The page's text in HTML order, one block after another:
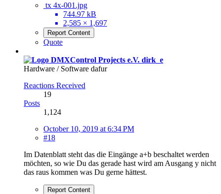
tx 4x-001.jpg
744.97 kB
2,585 × 1,697
Report Content
Quote
dirk_e
Hardware / Software dafur
Reactions Received
19
Posts
1,124
October 10, 2019 at 6:34 PM
#18
Im Datenblatt steht das die Eingänge a+b beschaltet werden
möchten, so wie Du das gerade hast wird am Ausgang y nicht
das raus kommen was Du gerne hättest.
Report Content